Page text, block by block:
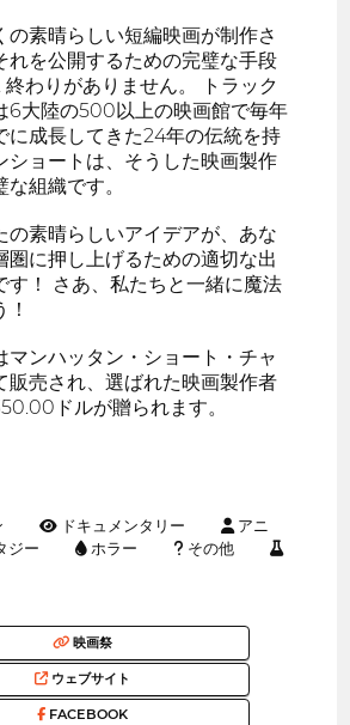
の素晴らしい短編映画が制作さ
れを公開するための完璧な手段
終わりがありません。 トラック
6大陸の500以上の映画館で毎年
に成長してきた24年の伝統を持
ショートは、そうした映画製作
組織です。
の素晴らしいアイデアが、あな
圏に押し上げるための適切な出
す！ さあ、私たちと一緒に魔法
マンハッタン・ショート・チャ
販売され、選ばれた映画製作者
ドルが贈られます。
ドキュメンタリー
アニ
ジー ホラー
その他
映画祭
ウェブサイト
FACEBOOK